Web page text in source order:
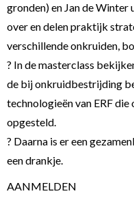
gronden) en Jan de Winter
over en delen praktijk
verschillende onkruiden,
? In de masterclass
de bij onkruidbestrijding
technologieën van ERF
opgesteld.
? Daarna is er een
een drankje.
AANMELDEN